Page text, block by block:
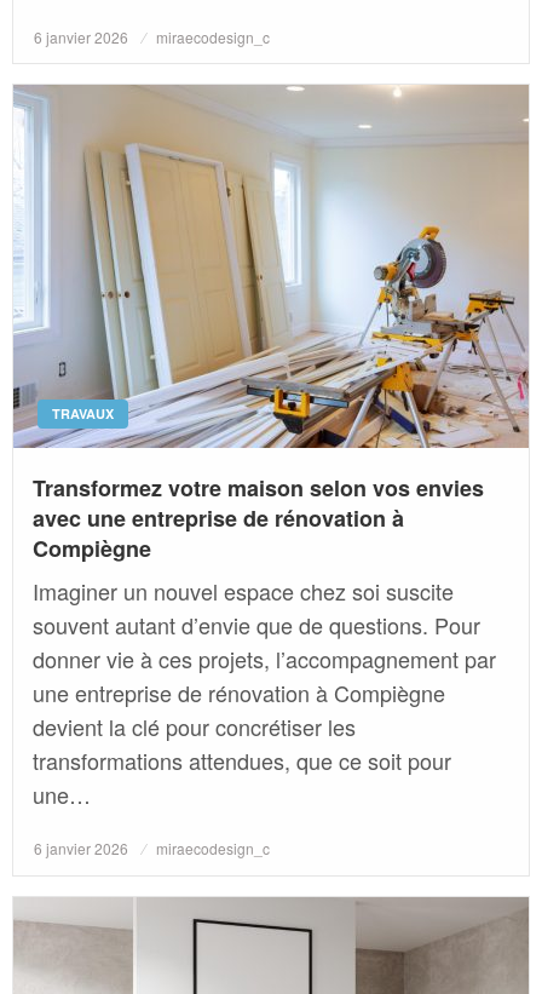
Posted
on
6 janvier 2026 miraecodesign_c
TRAVAUX
Transformez votre maison selon vos envies
avec une entreprise de rénovation à
Compiègne
Imaginer un nouvel espace chez soi suscite
souvent autant d’envie que de questions. Pour
donner vie à ces projets, l’accompagnement par
une entreprise de rénovation à Compiègne
devient la clé pour concrétiser les
transformations attendues, que ce soit pour
une…
Posted
on
6 janvier 2026 miraecodesign_c